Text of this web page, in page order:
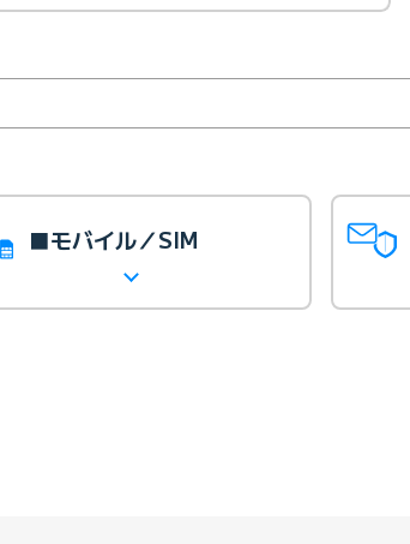
■モバイル／SIM